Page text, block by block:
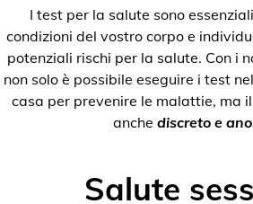
I test per la salute sono
condizioni del vostro corpo e
potenziali rischi per la salute. Con i
non solo è possibile eseguire i test
casa per prevenire le malattie, ma
anche discreto e
Salute